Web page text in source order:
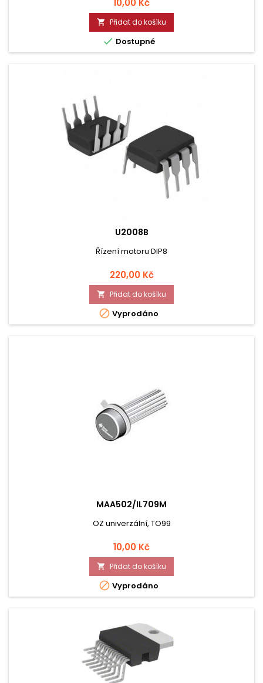
10,00 Kč
 Přidat do košíku
 Dostupné
U2008B
Řízení motoru DIP8
Cena
220,00 Kč
 Přidat do košíku
 Vyprodáno
MAA502/IL709M
OZ univerzální, TO99
Cena
10,00 Kč
 Přidat do košíku
 Vyprodáno